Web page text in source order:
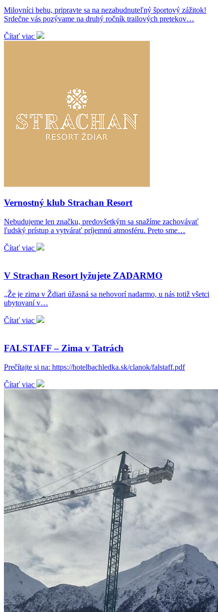
Milovníci behu, pripravte sa na nezabudnuteľný športový zážitok!
Srdečne vás pozývame na druhý ročník trailových pretekov…
Čítať viac
Vernostný klub Strachan Resort
Nebudujeme len značku, predovšetkým sa snažíme zachovávať
ľudský prístup a vytvárať príjemnú atmosféru. Preto sme…
Čítať viac
V Strachan Resort lyžujete ZADARMO
„Že je zima v Ždiari úžasná sa nehovorí nadarmo, u nás totiž všetci
ubytovaní v…
Čítať viac
FALSTAFF – Zima v Tatrách
Prečítajte si na: https://hotelbachledka.sk/clanok/falstaff.pdf
Čítať viac